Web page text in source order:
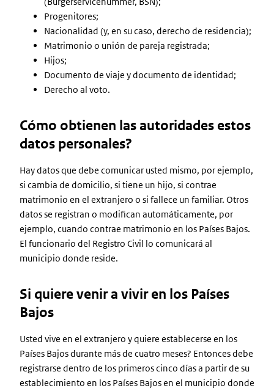
Progenitores;
Nacionalidad (y, en su caso, derecho de residencia);
Matrimonio o unión de pareja registrada;
Hijos;
Documento de viaje y documento de identidad;
Derecho al voto.
Cómo obtienen las autoridades estos
datos personales?
Hay datos que debe comunicar usted mismo, por ejemplo,
si cambia de domicilio, si tiene un hijo, si contrae
matrimonio en el extranjero o si fallece un familiar. Otros
datos se registran o modifican automáticamente, por
ejemplo, cuando contrae matrimonio en los Países Bajos.
El funcionario del Registro Civil lo comunicará al
municipio donde reside.
Si quiere venir a vivir en los Países
Bajos
Usted vive en el extranjero y quiere establecerse en los
Países Bajos durante más de cuatro meses? Entonces debe
registrarse dentro de los primeros cinco días a partir de su
establecimiento en los Países Bajos en el municipio donde